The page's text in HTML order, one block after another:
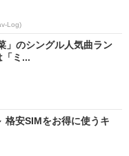
Log)
」のシングル人気曲ラン
ミ...
格安SIMをお得に使うキ